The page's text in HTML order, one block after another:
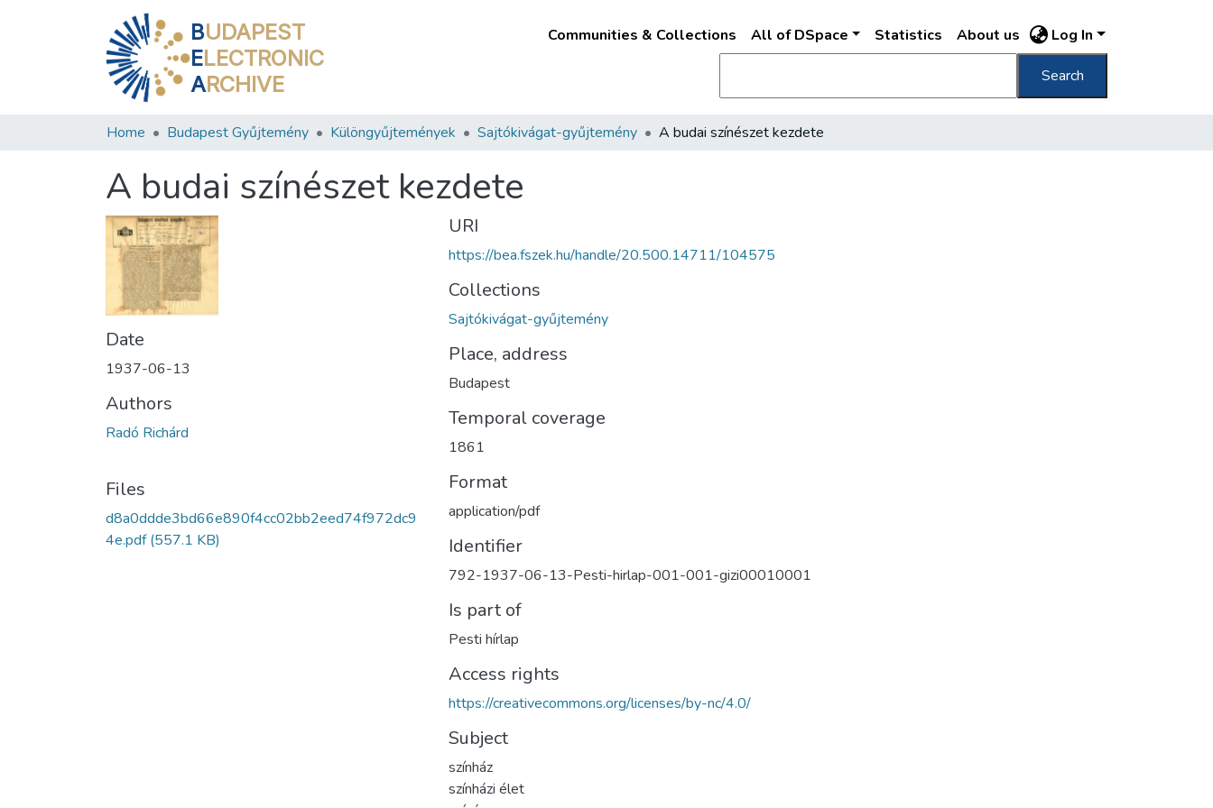
BUDAPEST
ELECTRONIC
ARCHIVE
Communities & Collections All of DSpace Statistics About us Log In
Search
Home Budapest Gyűjtemény Különgyűjtemények Sajtókivágat-gyűjtemény A budai színészet kezdete
A budai színészet kezdete
Date
1937-06-13
Authors
Radó Richárd
Files
d8a0ddde3bd66e890f4cc02bb2eed74f972dc9
4e.pdf(557.1 KB)
URI
https://bea.fszek.hu/handle/20.500.14711/104575
Collections
Sajtókivágat-gyűjtemény
Place, address
Budapest
Temporal coverage
1861
Format
application/pdf
Identifier
792-1937-06-13-Pesti-hirlap-001-001-gizi00010001
Is part of
Pesti hírlap
Access rights
https://creativecommons.org/licenses/by-nc/4.0/
Subject
színház
színházi élet